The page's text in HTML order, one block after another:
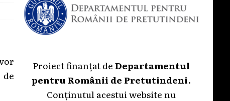
Proiect finanțat deDepartamentul
pentru Românii de Pretutindeni.
Conținutul acestui website nu